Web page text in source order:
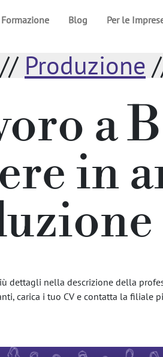
Formazione Blog Per le
// Produzione
a
in
dettagli nella descrizione della
carica i tuo CV e contatta la filiale